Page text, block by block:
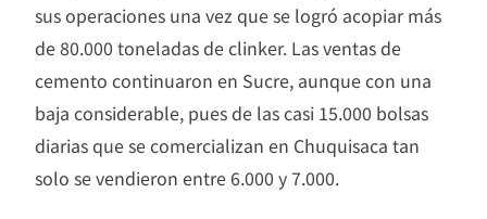
sus operaciones una vez que se logró acopiar más
de 80.000 toneladas de clinker. Las ventas de
cemento continuaron en Sucre, aunque con una
baja considerable, pues de las casi 15.000 bolsas
diarias que se comercializan en Chuquisaca tan
solo se vendieron entre 6.000 y 7.000.